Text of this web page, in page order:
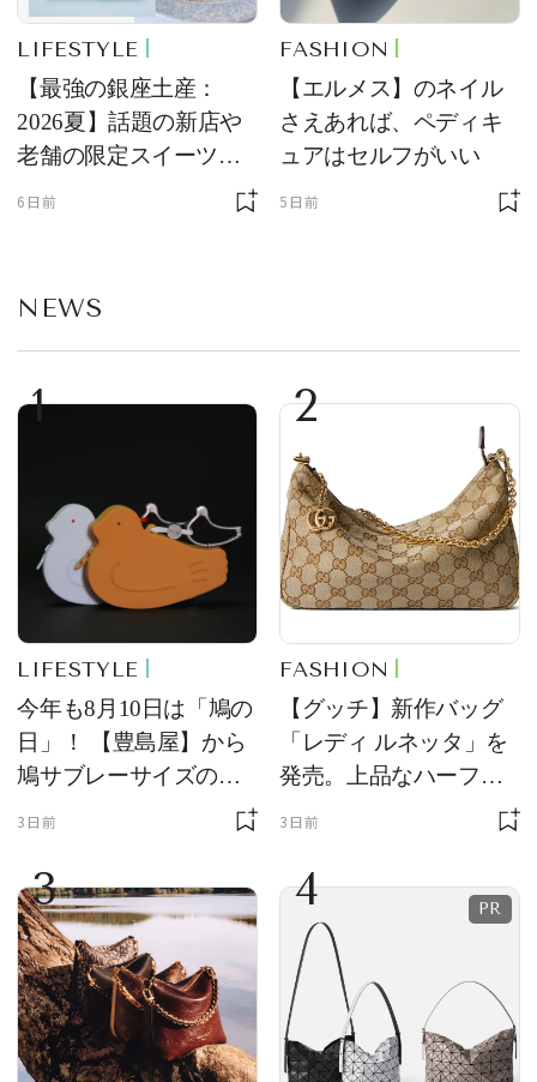
LIFESTYLE
【最強の銀座土産：
2026夏】話題の新店や
老舗の限定スイーツを
ゲット【＃SPURおやつ
6日前
FASHION
【エルメス】のネイル
さえあれば、ペディキ
ュアはセルフがいい
5日前
NEWS
1
LIFESTYLE
今年も8月10日は「鳩の
日」！ 【豊島屋】から
鳩サブレーサイズのポ
ーチ「はとっこ」を限
3日前
2
FASHION
【グッチ】新作バッグ
「レディ ルネッタ」を
発売。上品なハーフム
ーン型がスタイリング
3日前
3 4